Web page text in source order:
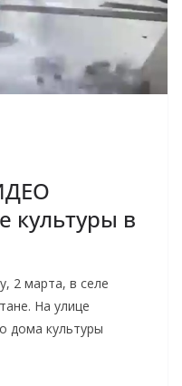
культуры в
2 марта, в селе
На улице
дома культуры